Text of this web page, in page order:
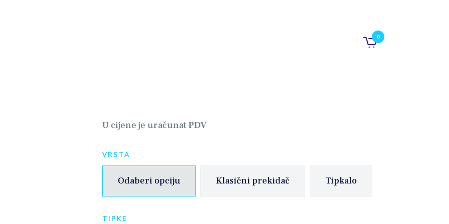
0
U cijene je uračunat PDV
VRSTA
Odaberi opciju Klasični prekidač Tipkalo
TIPKE